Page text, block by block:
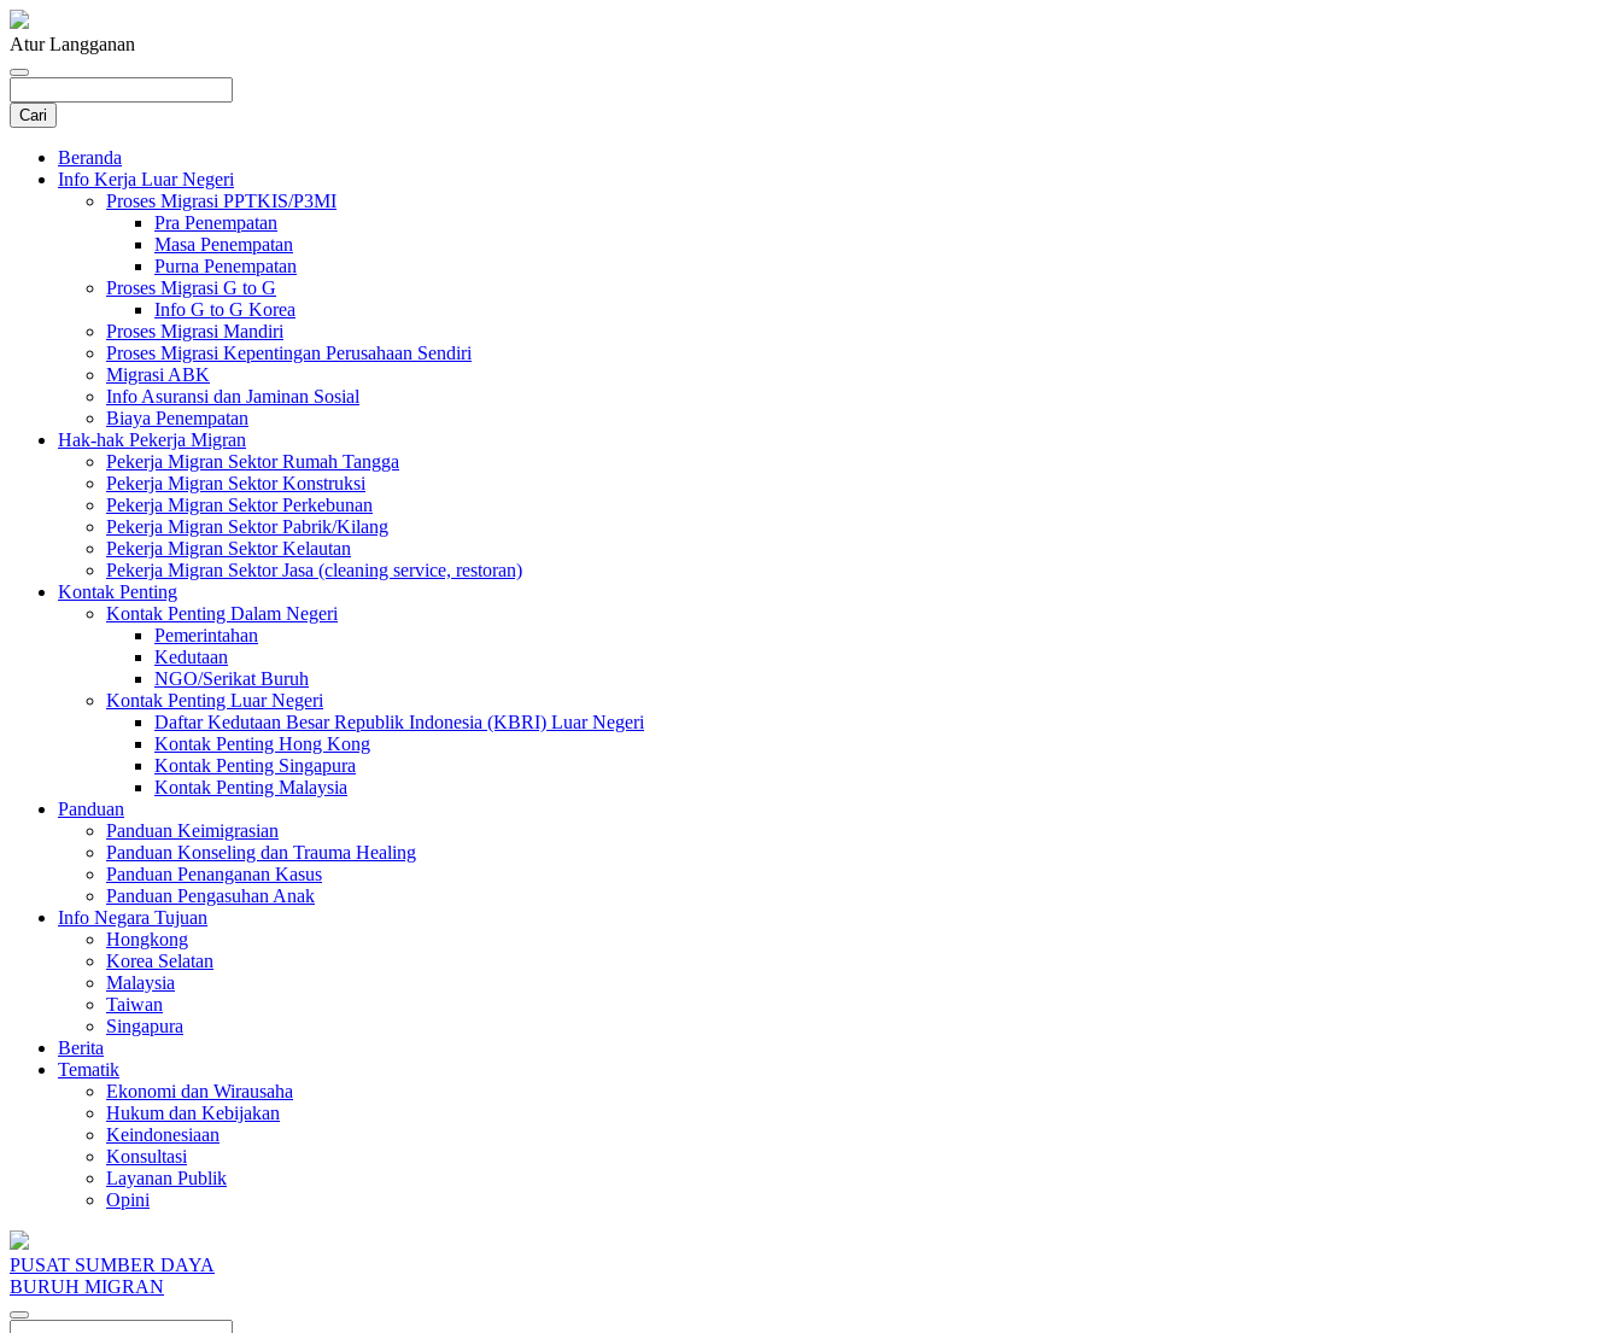
Atur Langganan
Beranda
Info Kerja Luar Negeri
Proses Migrasi PPTKIS/P3MI
Pra Penempatan
Masa Penempatan
Purna Penempatan
Proses Migrasi G to G
Info G to G Korea
Proses Migrasi Mandiri
Proses Migrasi Kepentingan Perusahaan Sendiri
Migrasi ABK
Info Asuransi dan Jaminan Sosial
Biaya Penempatan
Hak-hak Pekerja Migran
Pekerja Migran Sektor Rumah Tangga
Pekerja Migran Sektor Konstruksi
Pekerja Migran Sektor Perkebunan
Pekerja Migran Sektor Pabrik/Kilang
Pekerja Migran Sektor Kelautan
Pekerja Migran Sektor Jasa (cleaning service, restoran)
Kontak Penting
Kontak Penting Dalam Negeri
Pemerintahan
Kedutaan
NGO/Serikat Buruh
Kontak Penting Luar Negeri
Daftar Kedutaan Besar Republik Indonesia (KBRI) Luar Negeri
Kontak Penting Hong Kong
Kontak Penting Singapura
Kontak Penting Malaysia
Panduan
Panduan Keimigrasian
Panduan Konseling dan Trauma Healing
Panduan Penanganan Kasus
Panduan Pengasuhan Anak
Info Negara Tujuan
Hongkong
Korea Selatan
Malaysia
Taiwan
Singapura
Berita
Tematik
Ekonomi dan Wirausaha
Hukum dan Kebijakan
Keindonesiaan
Konsultasi
Layanan Publik
Opini
PUSAT SUMBER DAYA
BURUH MIGRAN